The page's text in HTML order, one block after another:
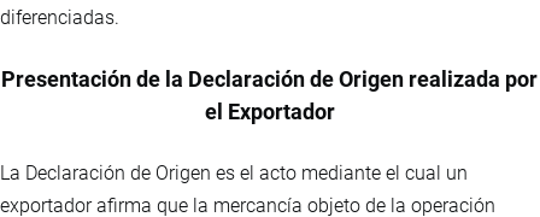
diferenciadas.
Presentación de la Declaración de Origen realizada por
el Exportador
La Declaración de Origen es el acto mediante el cual un
exportador afirma que la mercancía objeto de la operación